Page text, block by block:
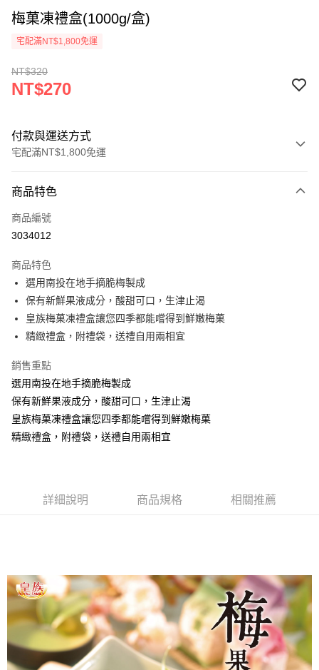
梅菓凍禮盒(1000g/盒)
宅配滿NT$1,800免運
NT$320
NT$270
付款與運送方式
宅配滿NT$1,800免運
信用卡一次付款
LINE Pay
街口支付
悠遊付
ATM付款
運送方式
宅配
每筆NT$150，滿NT$1,800(含以上)免運費
商品特色
商品編號
3034012
商品特色
選用南投在地手摘脆梅製成
保有新鮮果液成分，酸甜可口，生津止渴
皇族梅菓凍禮盒讓您四季都能嚐得到鮮嫩梅菓
精緻禮盒，附禮袋，送禮自用兩相宜
銷售重點
選用南投在地手摘脆梅製成
保有新鮮果液成分，酸甜可口，生津止渴
皇族梅菓凍禮盒讓您四季都能嚐得到鮮嫩梅菓
精緻禮盒，附禮袋，送禮自用兩相宜
詳細說明 商品規格 相關推薦